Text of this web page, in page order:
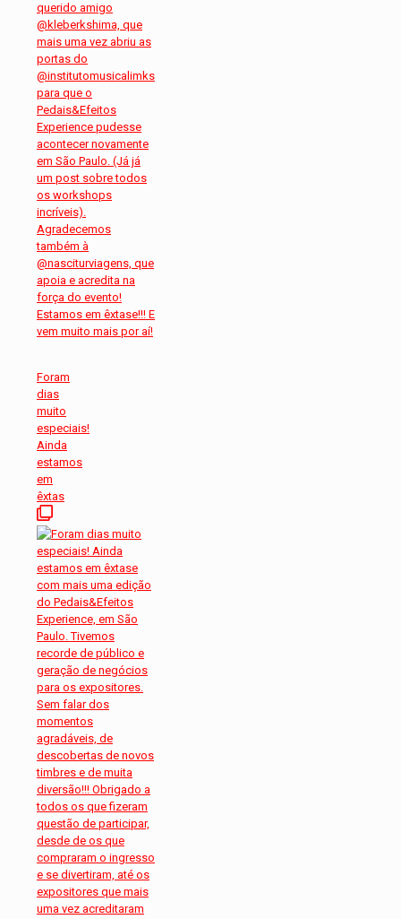
Foram
dias
muito
especiais!
Ainda
estamos
em
êxtas